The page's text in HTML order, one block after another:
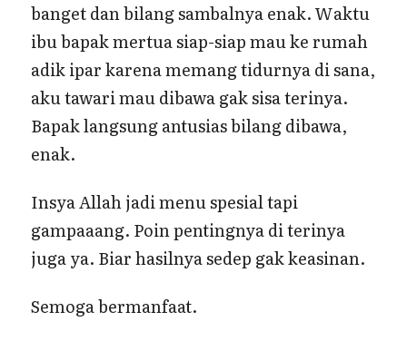
banget dan bilang sambalnya enak. Waktu
ibu bapak mertua siap-siap mau ke rumah
adik ipar karena memang tidurnya di sana,
aku tawari mau dibawa gak sisa terinya.
Bapak langsung antusias bilang dibawa,
enak.
Insya Allah jadi menu spesial tapi
gampaaang. Poin pentingnya di terinya
juga ya. Biar hasilnya sedep gak keasinan.
Semoga bermanfaat.